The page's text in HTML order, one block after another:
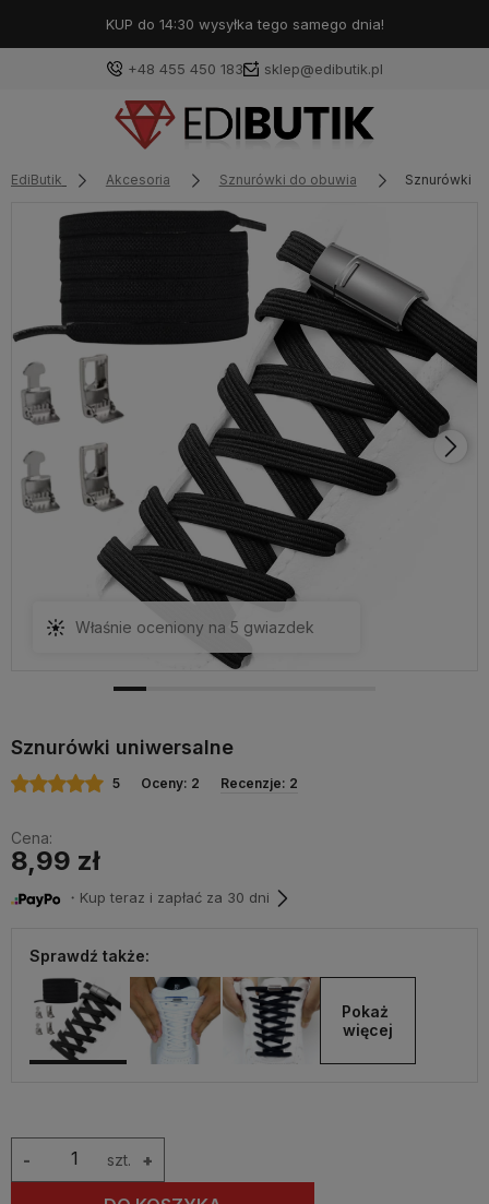
KUP do 14:30 wysyłka tego samego dnia!
+48 455 450 183 sklep@edibutik.pl
EdiButik Akcesoria Sznurówki do obuwia Sznurówki
Właśnie oceniony na 5 gwiazdek
Sznurówki uniwersalne
5 Oceny: 2 Recenzje: 2
Cena:
8,99 zł
・Kup teraz i zapłać za 30 dni
Sprawdź także:
Pokaż
więcej
szt. +
-